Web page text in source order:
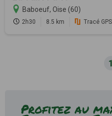
Baboeuf, Oise (60)
2h30 8.5 km Tracé GPS
1
Profitez au